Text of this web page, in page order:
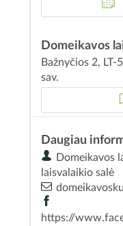
Domeikavos
Bažnyčios 2,
sav.
Daugiau
Domeikavos
laisvalaikio salė
https://